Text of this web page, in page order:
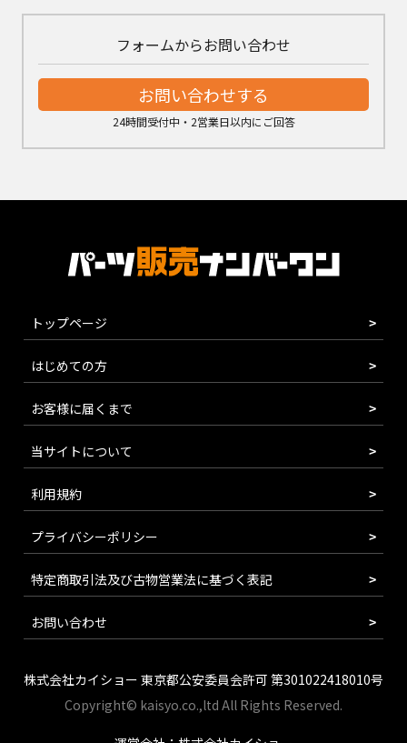
フォームからお問い合わせ
お問い合わせする
24時間受付中・2営業日以内にご回答
トップページ
はじめての方
お客様に届くまで
当サイトについて
利用規約
プライバシーポリシー
特定商取引法及び古物営業法に基づく表記
お問い合わせ
株式会社カイショー 東京都公安委員会許可 第301022418010号
Copyright© kaisyo.co.,ltd All Rights Reserved.